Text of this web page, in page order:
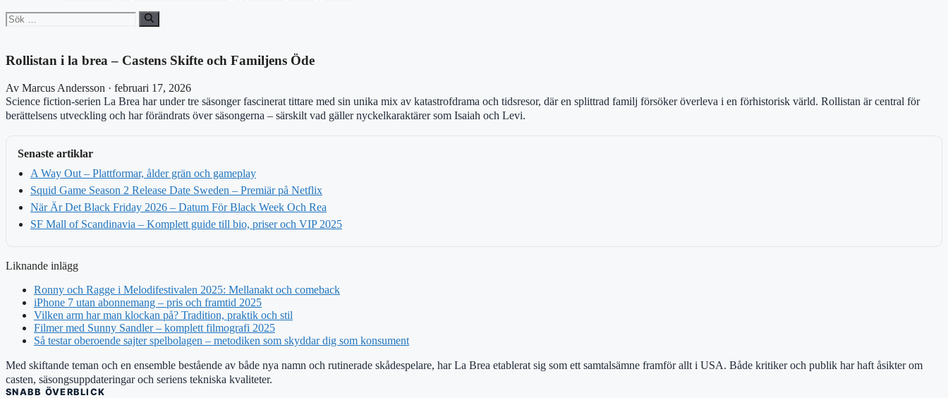
Sök
efter:
Rollistan i la brea – Castens Skifte och Familjens Öde
Av Marcus Andersson · februari 17, 2026
Science fiction-serien La Brea har under tre säsonger fascinerat tittare med sin unika mix av katastrofdrama och tidsresor, där en splittrad familj försöker överleva i en förhistorisk värld. Rollistan är central för
berättelsens utveckling och har förändrats över säsongerna – särskilt vad gäller nyckelkaraktärer som Isaiah och Levi.
Senaste artiklar
A Way Out – Plattformar, ålder grän och gameplay
Squid Game Season 2 Release Date Sweden – Premiär på Netflix
När Är Det Black Friday 2026 – Datum För Black Week Och Rea
SF Mall of Scandinavia – Komplett guide till bio, priser och VIP 2025
Liknande inlägg
Ronny och Ragge i Melodifestivalen 2025: Mellanakt och comeback
iPhone 7 utan abonnemang – pris och framtid 2025
Vilken arm har man klockan på? Tradition, praktik och stil
Filmer med Sunny Sandler – komplett filmografi 2025
Så testar oberoende sajter spelbolagen – metodiken som skyddar dig som konsument
Med skiftande teman och en ensemble bestående av både nya namn och rutinerade skådespelare, har La Brea etablerat sig som ett samtalsämne framför allt i USA. Både kritiker och publik har haft åsikter om
casten, säsongsuppdateringar och seriens tekniska kvaliteter.
SNABB ÖVERBLICK